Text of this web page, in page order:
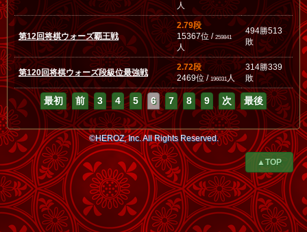
人
第12回将棋ウォーズ覇王戦
2.79段
15367位 /259841
人
494勝513
敗
第120回将棋ウォーズ段級位最強戦
2.72段
2469位 /196031人
314勝339
敗
最初 前 3 4 5 6 7 8 9 次 最後
©HEROZ, Inc. All Rights Reserved.
▲TOP